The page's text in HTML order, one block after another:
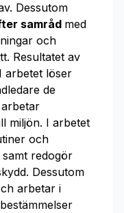
Dessutom
samråd med
och
Resultatet av
arbetet löser
de
miljön. I arbetet
och
redogör
Dessutom
arbetar i